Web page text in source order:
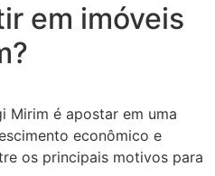
em imóveis
Mirim é apostar em uma
econômico e
os principais motivos para